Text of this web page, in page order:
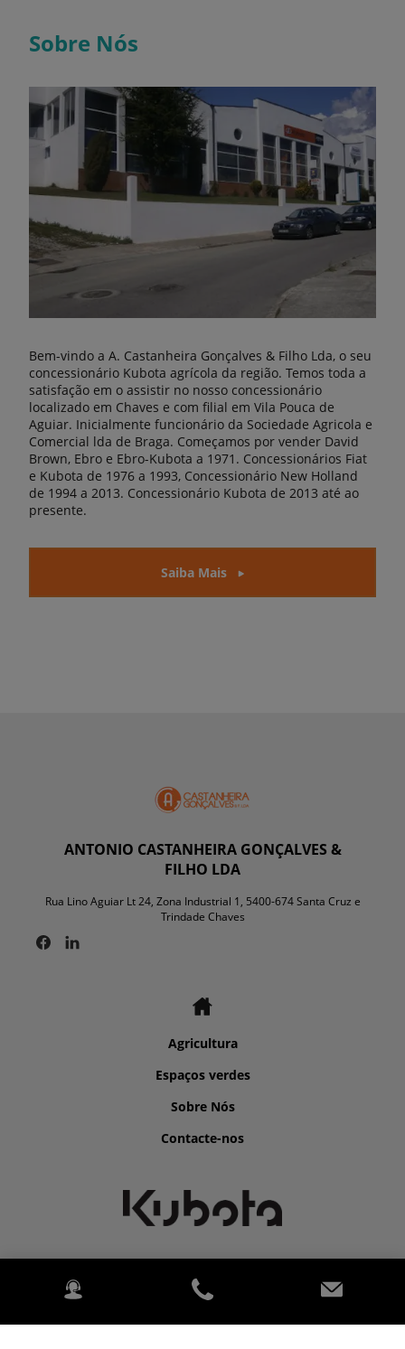
Sobre Nós
Bem-vindo a A. Castanheira Gonçalves & Filho Lda, o seu
concessionário Kubota agrícola da região. Temos toda a
satisfação em o assistir no nosso concessionário
localizado em Chaves e com filial em Vila Pouca de
Aguiar. Inicialmente funcionário da Sociedade Agricola e
Comercial lda de Braga. Começamos por vender David
Brown, Ebro e Ebro-Kubota a 1971. Concessionários Fiat
e Kubota de 1976 a 1993, Concessionário New Holland
de 1994 a 2013. Concessionário Kubota de 2013 até ao
presente.
Saiba Mais
ANTONIO CASTANHEIRA GONÇALVES &
FILHO LDA
Rua Lino Aguiar Lt 24, Zona Industrial 1, 5400-674 Santa Cruz e
Trindade Chaves
Agricultura
Espaços verdes
Sobre Nós
Contacte-nos
©2026 Kubota for ANTONIO CASTANHEIRA GONÇALVES & FILHO